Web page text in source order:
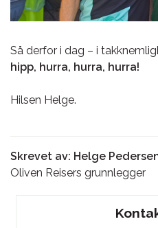
Så derfor i dag – i
hipp, hurra, hurra, hurra!
Hilsen Helge.
Skrevet av: Helge
Oliven Reisers grunnlegger
Sosiale